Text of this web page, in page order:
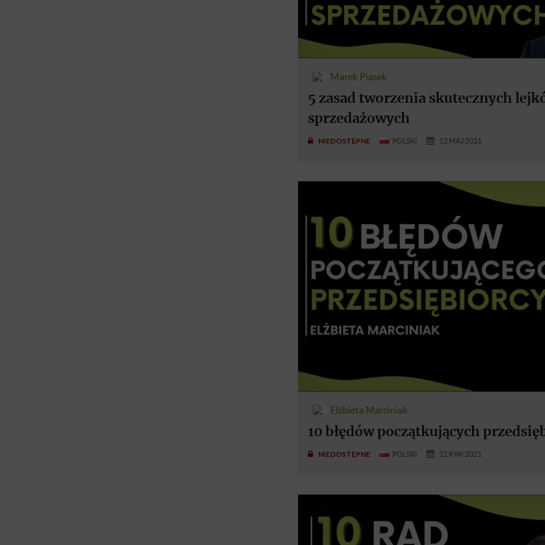
Marek Piasek
5 zasad tworzenia skutecznych
sprzedażowych
NIEDOSTĘPNE POLSKI 12 MAJ 2021
Elżbieta Marciniak
10 błędów początkujących
NIEDOSTĘPNE POLSKI 21 KWI 2021